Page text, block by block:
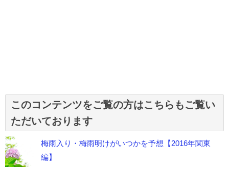
このコンテンツをご覧の方はこちらもご覧い
ただいております
梅雨入り・梅雨明けがいつかを予想【2016年関東
編】